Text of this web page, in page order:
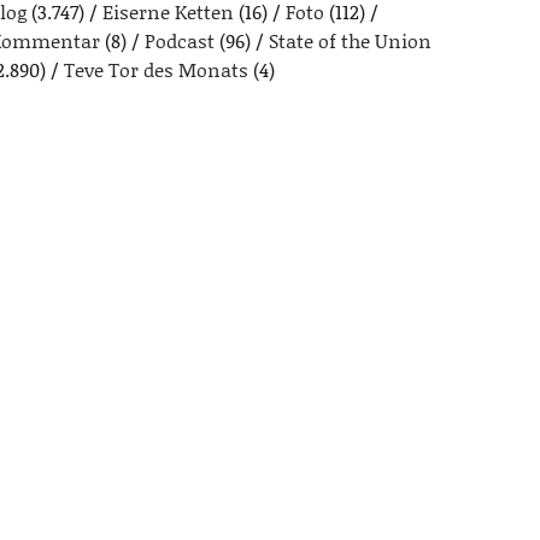
(3.747) Eiserne Ketten (16) Foto (112)
(8) Podcast(96)
State of the Union
Teve Tor des Monats (4)